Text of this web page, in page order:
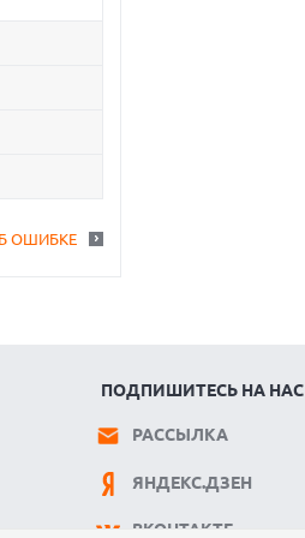
ОШИБКЕ
ПОДПИШИТЕСЬ НА НАС
РАССЫЛКА
ЯНДЕКС.ДЗЕН
ВКОНТАКТЕ